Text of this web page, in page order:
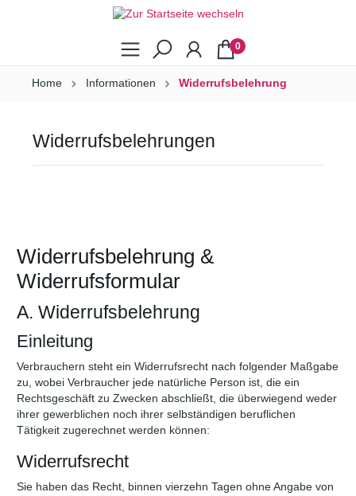
0
Home Informationen Widerrufsbelehrung
Widerrufsbelehrungen
Widerrufsbelehrung &
Widerrufsformular
A. Widerrufsbelehrung
Einleitung
Verbrauchern steht ein Widerrufsrecht nach folgender Maßgabe
zu, wobei Verbraucher jede natürliche Person ist, die ein
Rechtsgeschäft zu Zwecken abschließt, die überwiegend weder
ihrer gewerblichen noch ihrer selbständigen beruflichen
Tätigkeit zugerechnet werden können:
Widerrufsrecht
Sie haben das Recht, binnen vierzehn Tagen ohne Angabe von